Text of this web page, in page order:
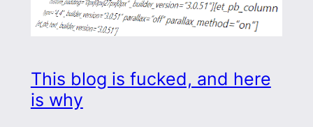
This blog is fucked, and here
is why